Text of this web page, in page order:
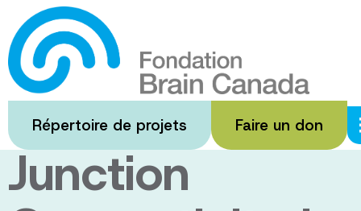
Passer
au
contenu
principal
Répertoire de projets Faire un don
Impaired
Neuromuscular
Junction